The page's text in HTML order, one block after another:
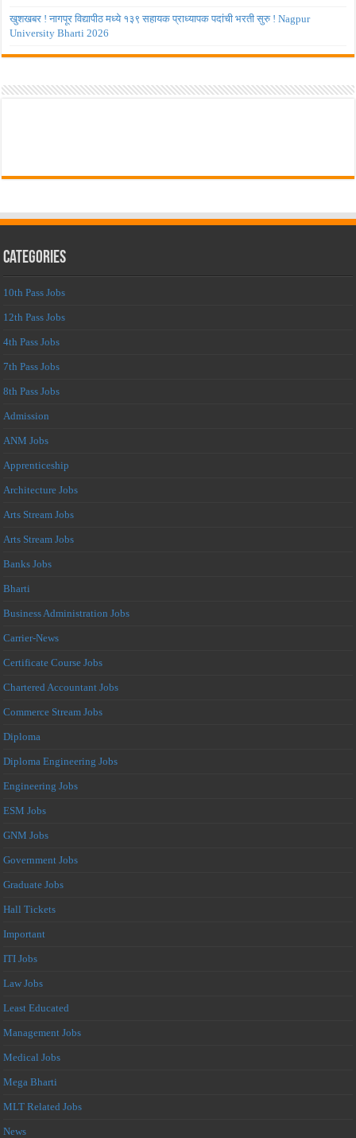
खुशखबर ! नागपूर विद्यापीठ मध्ये १३९ सहायक प्राध्यापक पदांची भरती सुरु ! Nagpur
University Bharti 2026
Categories
10th Pass Jobs
12th Pass Jobs
4th Pass Jobs
7th Pass Jobs
8th Pass Jobs
Admission
ANM Jobs
Apprenticeship
Architecture Jobs
Arts Stream Jobs
Arts Stream Jobs
Banks Jobs
Bharti
Business Administration Jobs
Carrier-News
Certificate Course Jobs
Chartered Accountant Jobs
Commerce Stream Jobs
Diploma
Diploma Engineering Jobs
Engineering Jobs
ESM Jobs
GNM Jobs
Government Jobs
Graduate Jobs
Hall Tickets
Important
ITI Jobs
Law Jobs
Least Educated
Management Jobs
Medical Jobs
Mega Bharti
MLT Related Jobs
News